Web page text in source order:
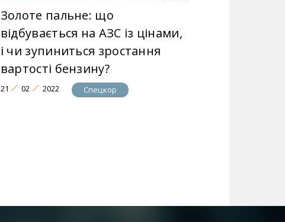
Золоте пальне: що
відбувається на АЗС із цінами,
і чи зупиниться зростання
вартості бензину?
21 02 2022 Спецкор